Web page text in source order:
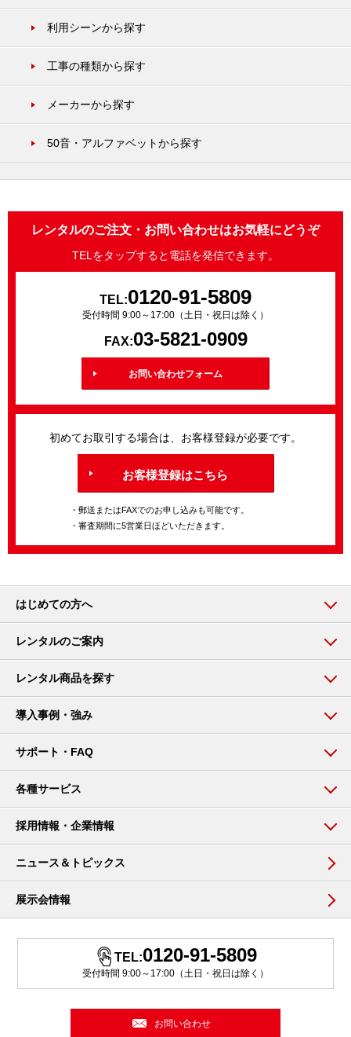
利用シーンから探す
工事の種類から探す
メーカーから探す
50音・アルファベットから探す
レンタルのご注文・お問い合わせはお気軽にどうぞ
TELをタップすると電話を発信できます。
TEL:0120-91-5809
受付時間 9:00～17:00（土日・祝日は除く）
FAX:03-5821-0909
お問い合わせフォーム
初めてお取引する場合は、お客様登録が必要です。
お客様登録はこちら
・郵送またはFAXでのお申し込みも可能です。
・審査期間に5営業日ほどいただきます。
はじめての方へ
レンタルのご案内
レンタル商品を探す
導入事例・強み
サポート・FAQ
各種サービス
採用情報・企業情報
ニュース＆トピックス
展示会情報
TEL:0120-91-5809
受付時間 9:00～17:00（土日・祝日は除く）
お問い合わせ